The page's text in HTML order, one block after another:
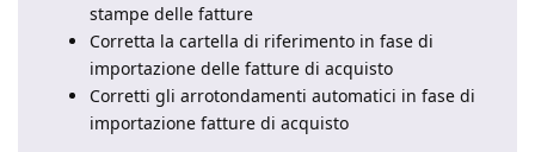
stampe delle fatture
Corretta la cartella di riferimento in fase di
importazione delle fatture di acquisto
Corretti gli arrotondamenti automatici in fase di
importazione fatture di acquisto